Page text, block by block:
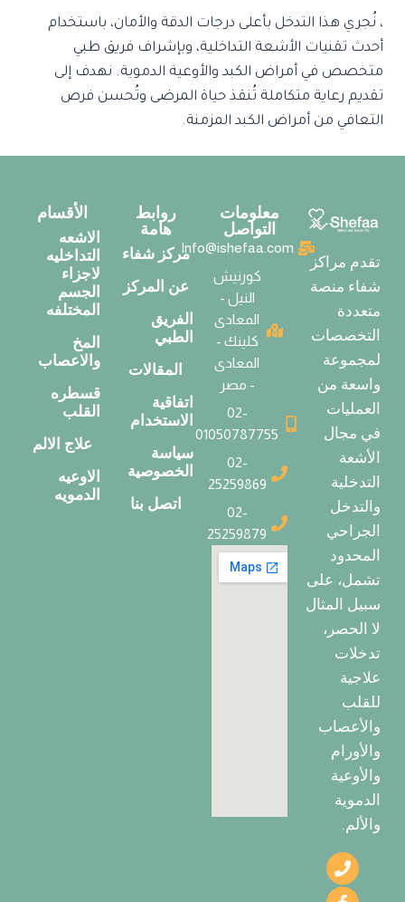
، نُجري هذا التدخل بأعلى درجات الدقة والأمان، باستخدام
أحدث تقنيات الأشعة التداخلية، وبإشراف فريق طبي
متخصص في أمراض الكبد والأوعية الدموية. نهدف إلى
تقديم رعاية متكاملة تُنقذ حياة المرضى وتُحسن فرص
التعافي من أمراض الكبد المزمنة.
تقدم مراكز
شفاء منصة
متعددة
التخصصات
لمجموعة
واسعة من
العمليات
في مجال
الأشعة
التدخلية
والتدخل
الجراحي
المحدود
تشمل، على
سبيل المثال
لا الحصر،
تدخلات
علاجية
للقلب
والأعصاب
والأورام
والأوعية
الدموية
والألم.
روابط
هامة
مركز شفاء
عن المركز
الفريق
الطبي
المقالات
اتفاقية
الاستخدام
سياسة
الخصوصية
اتصل بنا
الأقسام
الاشعه
التداخليه
لاجزاء
الجسم
المختلفه
المخ
والاعصاب
قسطره
القلب
علاج الالم
الاوعيه
الدمويه
معلومات
التواصل
Info@ishefaa.com
كورنيش
النيل -
المعادى
كلينك -
المعادى
- مصر
02-
01050787755
02-
25259869
02-
25259879